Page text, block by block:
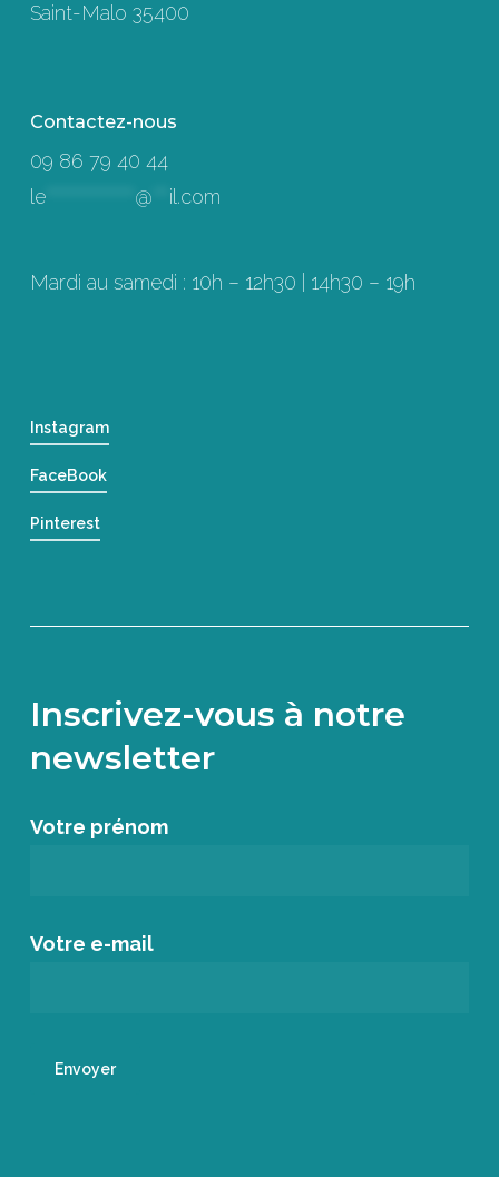
Saint-Malo 35400
Contactez-nous
09 86 79 40 44
le**************** @ il.com
Mardi au samedi : 10h – 12h30 | 14h30 – 19h
Instagram
FaceBook
Pinterest
Inscrivez-vous à notre
newsletter
Votre prénom
Votre e-mail